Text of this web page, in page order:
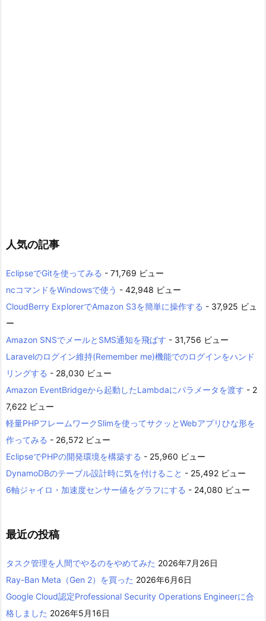
人気の記事
EclipseでGitを使ってみる - 71,769 ビュー
ncコマンドをWindowsで使う - 42,948 ビュー
CloudBerry ExplorerでAmazon S3を簡単に操作する - 37,925 ビュ
ー
Amazon SNSでメールとSMS通知を飛ばす - 31,756 ビュー
Laravelのログイン維持(Remember me)機能でのログインをハンド
リングする - 28,030 ビュー
Amazon EventBridgeから起動したLambdaにパラメータを渡す - 2
7,622 ビュー
軽量PHPフレームワークSlimを使ってサクッとWebアプリひな形を
作ってみる - 26,572 ビュー
EclipseでPHPの開発環境を構築する - 25,960 ビュー
DynamoDBのテーブル設計時に気を付けること - 25,492 ビュー
6軸ジャイロ・加速度センサー値をグラフにする - 24,080 ビュー
最近の投稿
タスク管理を人間でやるのをやめてみた 2026年7月26日
Ray-Ban Meta（Gen 2）を買った 2026年6月6日
Google Cloud認定Professional Security Operations Engineerに合
格しました 2026年5月16日